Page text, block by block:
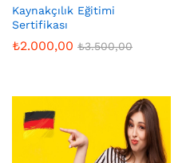
Kaynakçılık Eğitimi
Sertifikası
₺2.000,00 ₺3.500,00